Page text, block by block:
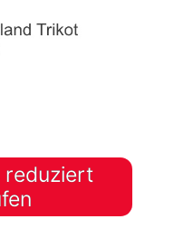
reduziert